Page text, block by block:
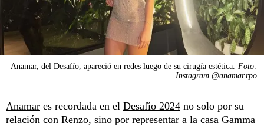
Anamar, del Desafío, apareció en redes luego de su cirugía estética.
Foto:
Instagram @anamar.rpo
Anamar es recordada en el Desafío 2024 no solo por su
relación con Renzo, sino por representar a la casa Gamma